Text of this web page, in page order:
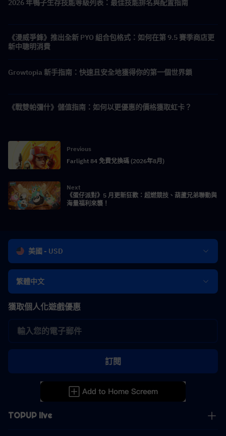
2026 年鴨子生存技能等級列表：最佳技能排名與配置指南
《漫威爭鋒》推出全新 PYO 組合包格式：如何在第 9.5 賽季商店更
新中聰明消費
Growtopia 新手指南：快速且安全地獲得你的第一個世界鎖
《戰雙帕彌什》儲值指南：如何以更優惠的價格獲取虹卡？
Previous
Farlight 84 免費兌換碼 (2026年8月)
Next
《蛋仔派對》5 月更新狂歡：超燃競技、葫蘆兄弟聯動與
海量福利來襲！
美國 - USD
繁體中文
TOPUP live
獲取個人化遊戲優惠
訂閱